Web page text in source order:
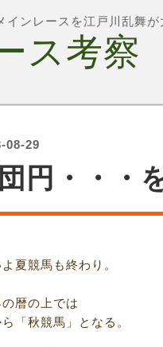
インレースを江戸川乱舞が
ス考察
08-29
円・・・
夏競馬も終わり。
暦の上では
「秋競馬」となる。